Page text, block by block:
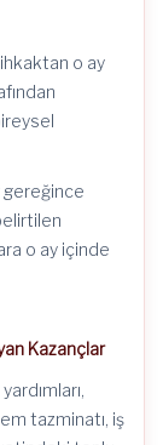
o ay
gereğince
o ay içinde
Kazançlar
tazminatı, iş